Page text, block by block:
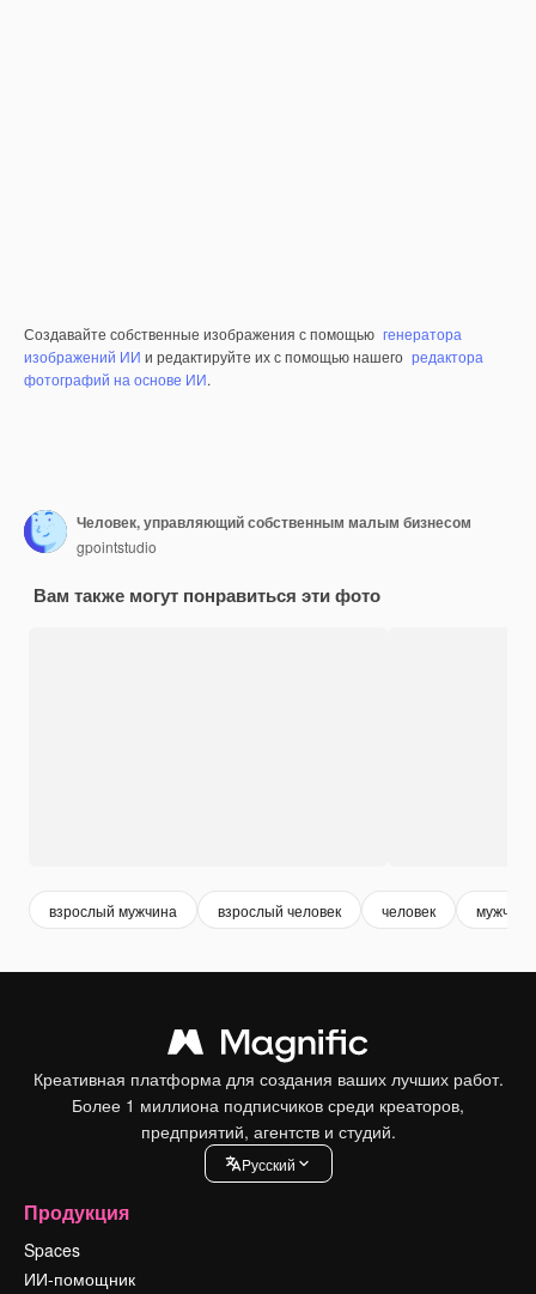
Создавайте собственные изображения с помощью генератора
изображений ИИ и редактируйте их с помощью нашего редактора
фотографий на основе ИИ.
Человек, управляющий собственным малым бизнесом
gpointstudio
Вам также могут понравиться эти фото
взрослый мужчина взрослый человек человек мужчина
Креативная платформа для создания ваших лучших работ.
Более 1 миллиона подписчиков среди креаторов,
предприятий, агентств и студий.
Pусский
Продукция
Spaces
ИИ-помощник